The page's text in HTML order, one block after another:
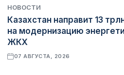
НОВОСТИ
Казахстан направит 13
на модернизацию
ЖКХ
07 АВГУСТА, 2026